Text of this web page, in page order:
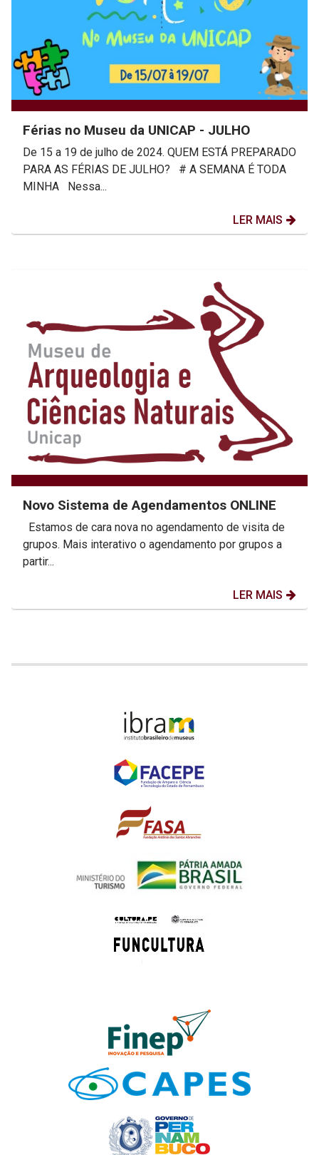
Férias no Museu da UNICAP - JULHO
De 15 a 19 de julho de 2024. QUEM ESTÁ PREPARADO
PARA AS FÉRIAS DE JULHO? # A SEMANA É TODA
MINHA Nessa...
LER MAIS
Novo Sistema de Agendamentos ONLINE
grupos. Mais interativo o agendamento por grupos a
partir...
LER MAIS